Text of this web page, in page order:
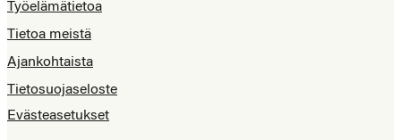
Työelämätietoa
Tietoa meistä
Ajankohtaista
Tietosuojaseloste
Evästeasetukset